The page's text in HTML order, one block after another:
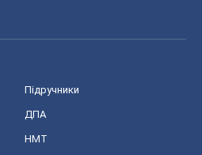
Підручники
ДПА
НМТ